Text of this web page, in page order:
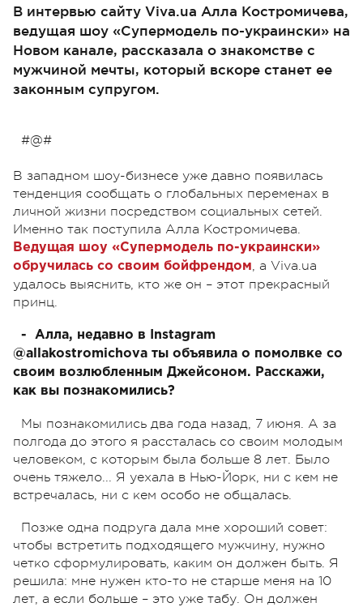
В интервью сайту Viva.ua Алла Костромичева,
ведущая шоу «Супермодель по-украински» на
Новом канале, рассказала о знакомстве с
мужчиной мечты, который вскоре станет ее
законным супругом.
#@#
В западном шоу-бизнесе уже давно появилась
тенденция сообщать о глобальных переменах в
личной жизни посредством социальных сетей.
Именно так поступила Алла Костромичева.
Ведущая шоу «Супермодель по-украински»
обручилась со своим бойфрендом, а Viva.ua
удалось выяснить, кто же он – этот прекрасный
принц.
- Алла, недавно в Instagram
@allakostromichova ты объявила о помолвке со
своим возлюбленным Джейсоном. Расскажи,
как вы познакомились?
Мы познакомились два года назад, 7 июня. А за
полгода до этого я рассталась со своим молодым
человеком, с которым была больше 8 лет. Было
очень тяжело... Я уехала в Нью-Йорк, ни с кем не
встречалась, ни с кем особо не общалась.
Позже одна подруга дала мне хороший совет:
чтобы встретить подходящего мужчину, нужно
четко сформулировать, каким он должен быть. Я
решила: мне нужен кто-то не старше меня на 10
лет, а если больше – это уже табу. Он должен